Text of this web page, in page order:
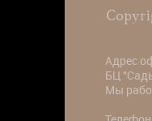
Адрес
БЦ
Мы